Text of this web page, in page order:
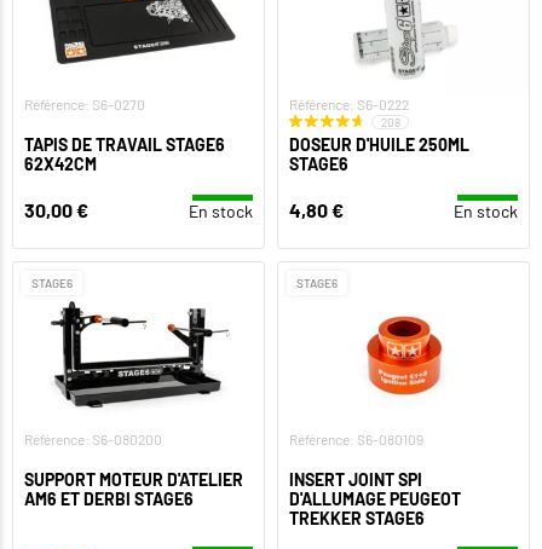
Référence: S6-0270
TAPIS DE TRAVAIL STAGE6
62X42CM
30,00 € En stock
Référence: S6-0222
208
DOSEUR D'HUILE 250ML
STAGE6
4,80 € En stock
STAGE6
Référence: S6-080200
SUPPORT MOTEUR D'ATELIER
AM6 ET DERBI STAGE6
STAGE6
Référence: S6-080109
INSERT JOINT SPI
D'ALLUMAGE PEUGEOT
TREKKER STAGE6